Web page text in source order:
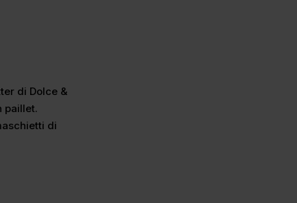
di Dolce &
paillet.
di